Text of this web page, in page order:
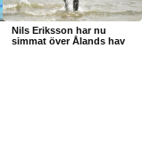
Nils Eriksson har nu
simmat över Ålands hav